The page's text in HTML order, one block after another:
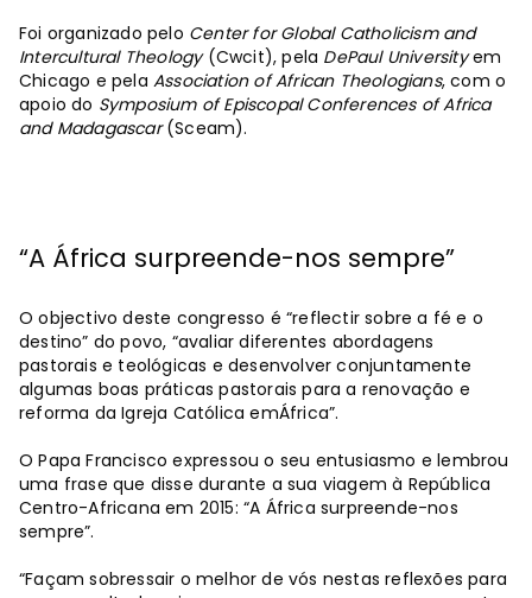
Foi organizado pelo Center for Global Catholicism and
Intercultural Theology(Cwcit), pela DePaul Universityem
Chicago e pela Association of African Theologians, com o
apoio do Symposium of Episcopal Conferences of Africa
and Madagascar(Sceam).
“A África surpreende-nos sempre”
O objectivo deste congresso é “reflectir sobre a fé e o
destino” do povo, “avaliar diferentes abordagens
pastorais e teológicas e desenvolver conjuntamente
algumas boas práticas pastorais para a renovação e
reforma da Igreja Católica emÁfrica”.
O Papa Francisco expressou o seu entusiasmo e lembrou
uma frase que disse durante a sua viagem à República
Centro-Africana em 2015: “A África surpreende-nos
sempre”.
“Façam sobressair o melhor de vós nestas reflexões para